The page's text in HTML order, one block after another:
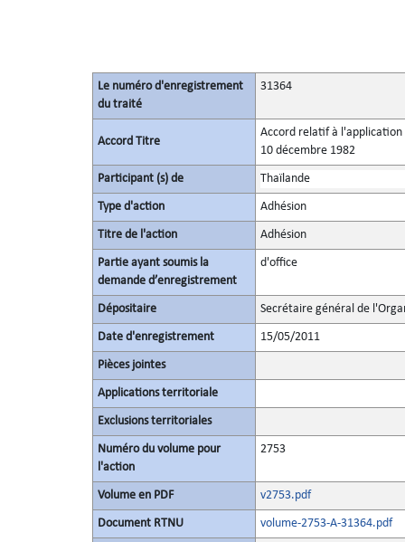
Le numéro d'enregistrement
du traité
31364
Accord Titre
Accord relatif à l'application
10 décembre 1982
Participant (s) de Thaïlande
Type d'action Adhésion
Titre de l'action Adhésion
Partie ayant soumis la
demande d’enregistrement
d'office
Dépositaire Secrétaire général de
Date d'enregistrement 15/05/2011
Pièces jointes
Applications territoriale
Exclusions territoriales
Numéro du volume pour
l'action
2753
Volume en PDF v2753.pdf
Document RTNU volume-2753-A-31364.pdf